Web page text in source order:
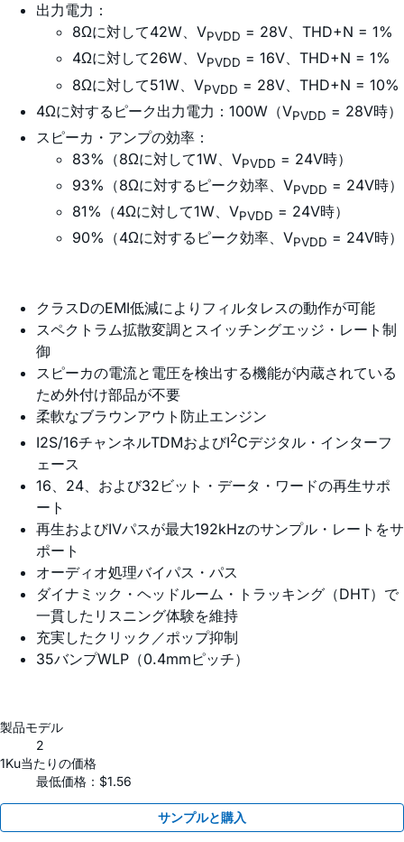
出力電力：
8Ωに対して42W、VPVDD = 28V、THD+N = 1%
4Ωに対して26W、VPVDD = 16V、THD+N = 1%
8Ωに対して51W、VPVDD = 28V、THD+N = 10%
4Ωに対するピーク出力電力：100W（VPVDD = 28V時）
スピーカ・アンプの効率：
83%（8Ωに対して1W、VPVDD = 24V時）
93%（8Ωに対するピーク効率、VPVDD = 24V時）
81%（4Ωに対して1W、VPVDD = 24V時）
90%（4Ωに対するピーク効率、VPVDD = 24V時）
クラスDのEMI低減によりフィルタレスの動作が可能
スペクトラム拡散変調とスイッチングエッジ・レート制
御
スピーカの電流と電圧を検出する機能が内蔵されている
ため外付け部品が不要
柔軟なブラウンアウト防止エンジン
I2S/16チャンネルTDMおよびI2Cデジタル・インターフ
ェース
16、24、および32ビット・データ・ワードの再生サポ
ート
再生およびIVパスが最大192kHzのサンプル・レートをサ
ポート
オーディオ処理バイパス・パス
ダイナミック・ヘッドルーム・トラッキング（DHT）で
一貫したリスニング体験を維持
充実したクリック／ポップ抑制
35バンプWLP（0.4mmピッチ）
製品モデル
2
1Ku当たりの価格
最低価格：$1.56
サンプルと購入